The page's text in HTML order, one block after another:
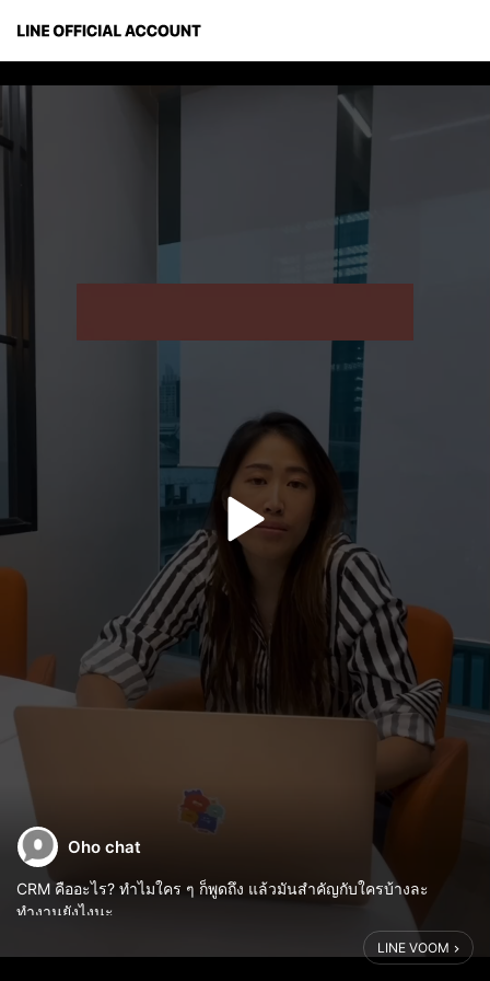
Oho chat
CRM คืออะไร? ทำไมใคร ๆ ก็พูดถึง แล้วมันสำคัญกับใครบ้างละ
ทำงานยังไงนะ
🧡 ชื่อภาษาไทยของ CRM คือ ‘การบริหารจัดการความสัมพันธ์’
LINE VOOM